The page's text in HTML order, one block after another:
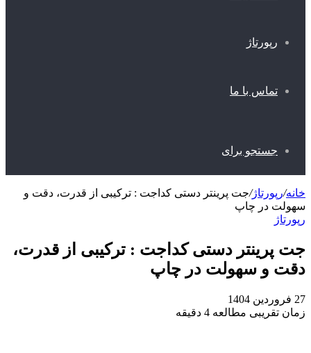
رپورتاژ
تماس با ما
جستجو برای
خانه/رپورتاژ/جت پرینتر دستی کداجت : ترکیبی از قدرت، دقت و
سهولت در چاپ
رپورتاژ
جت پرینتر دستی کداجت : ترکیبی از قدرت،
دقت و سهولت در چاپ
27 فروردین 1404
زمان تقریبی مطالعه 4 دقیقه